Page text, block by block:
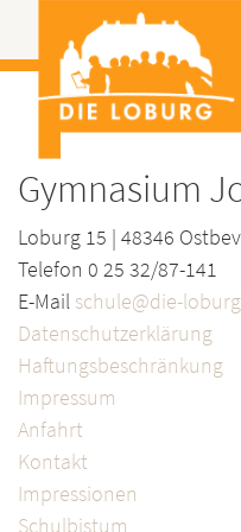
Gymnasium
Loburg 15 | 48346
Telefon 0 25 32/87-141
E-Mail schule@die-
Datenschutzerklärung
Haftungsbeschränkung
Impressum
Anfahrt
Kontakt
Impressionen
Schulbistum